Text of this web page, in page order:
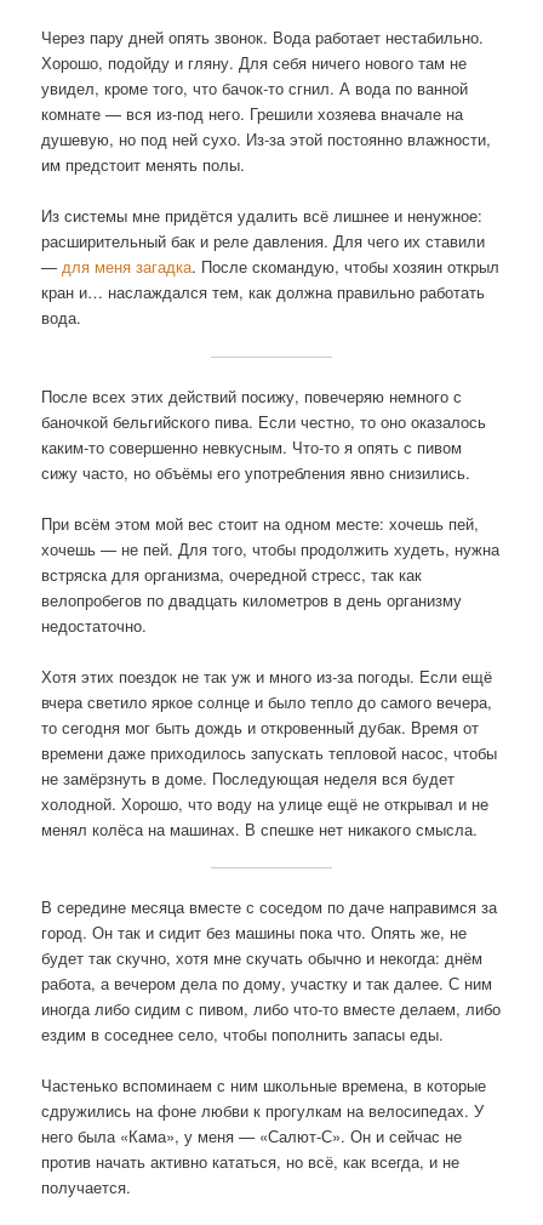
Через пару дней опять звонок. Вода работает нестабильно.
Хорошо, подойду и гляну. Для себя ничего нового там не
увидел, кроме того, что бачок-то сгнил. А вода по ванной
комнате — вся из-под него. Грешили хозяева вначале на
душевую, но под ней сухо. Из-за этой постоянно влажности,
им предстоит менять полы.
Из системы мне придётся удалить всё лишнее и ненужное:
расширительный бак и реле давления. Для чего их ставили
—для меня загадка. После скомандую, чтобы хозяин открыл
кран и… наслаждался тем, как должна правильно работать
вода.
После всех этих действий посижу, повечеряю немного с
баночкой бельгийского пива. Если честно, то оно оказалось
каким-то совершенно невкусным. Что-то я опять с пивом
сижу часто, но объёмы его употребления явно снизились.
При всём этом мой вес стоит на одном месте: хочешь пей,
хочешь — не пей. Для того, чтобы продолжить худеть, нужна
встряска для организма, очередной стресс, так как
велопробегов по двадцать километров в день организму
недостаточно.
Хотя этих поездок не так уж и много из-за погоды. Если ещё
вчера светило яркое солнце и было тепло до самого вечера,
то сегодня мог быть дождь и откровенный дубак. Время от
времени даже приходилось запускать тепловой насос, чтобы
не замёрзнуть в доме. Последующая неделя вся будет
холодной. Хорошо, что воду на улице ещё не открывал и не
менял колёса на машинах. В спешке нет никакого смысла.
В середине месяца вместе с соседом по даче направимся за
город. Он так и сидит без машины пока что. Опять же, не
будет так скучно, хотя мне скучать обычно и некогда: днём
работа, а вечером дела по дому, участку и так далее. С ним
иногда либо сидим с пивом, либо что-то вместе делаем, либо
ездим в соседнее село, чтобы пополнить запасы еды.
Частенько вспоминаем с ним школьные времена, в которые
сдружились на фоне любви к прогулкам на велосипедах. У
него была «Кама», у меня — «Салют-С». Он и сейчас не
против начать активно кататься, но всё, как всегда, и не
получается.